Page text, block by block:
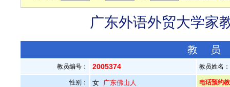
广东外语外贸大学家
教
教员编号： 2005374 教员姓名
性别： 女 广东佛山人 电话预约